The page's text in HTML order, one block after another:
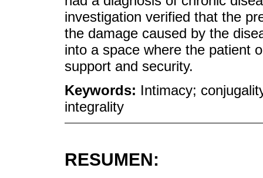
investigation verified that the
the damage caused by the
into a space where the patient
support and security.
Keywords: Intimacy;
integrality
RESUMEN: